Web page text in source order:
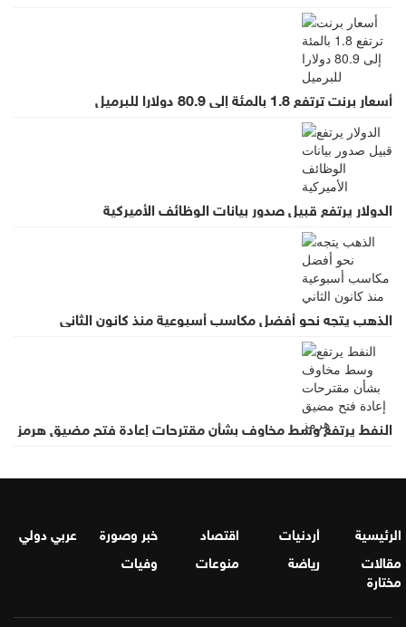
أسعار برنت ترتفع 1.8 بالمئة إلى 80.9 دولارا للبرميل
الدولار يرتفع قبيل صدور بيانات الوظائف الأميركية
الذهب يتجه نحو أفضل مكاسب أسبوعية منذ كانون الثاني
النفط يرتفع وسط مخاوف بشأن مقترحات إعادة فتح مضيق هرمز
الرئيسية أردنيات اقتصاد خبر وصورة
عربي دولي
مقالات
مختارة
رياضة منوعات وفيات